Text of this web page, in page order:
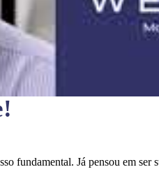
fundamental. Já pensou em ser